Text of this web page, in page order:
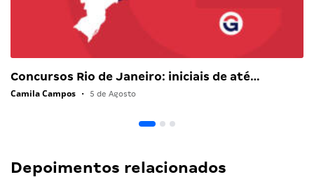
Concursos Rio de Janeiro: iniciais de até…
Camila Campos • 5 de Agosto
Depoimentos relacionados